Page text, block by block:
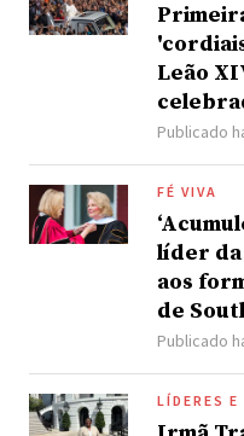
Leão
Publicado
FÉ VIVA
líder da
aos
de
Publicado
LÍDERES